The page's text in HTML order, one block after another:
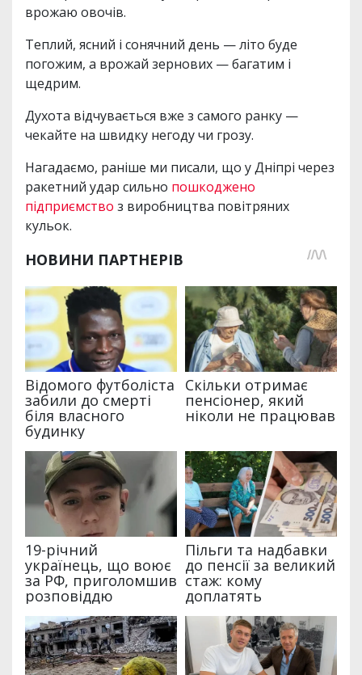
врожаю овочів.
Теплий, ясний і сонячний день — літо буде
погожим, а врожай зернових — багатим і
щедрим.
Духота відчувається вже з самого ранку —
чекайте на швидку негоду чи грозу.
Нагадаємо, раніше ми писали, що у Дніпрі через
ракетний удар сильно пошкоджено
підприємство з виробництва повітряних
кульок.